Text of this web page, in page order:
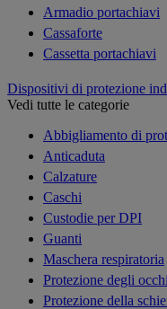
Armadio portachiavi
Cassaforte
Cassetta portachiavi
Dispositivi di protezione
Vedi tutte le categorie
Abbigliamento di
Anticaduta
Calzature
Caschi
Custodie per DPI
Guanti
Maschera respiratoria
Protezione degli occhi
Protezione della